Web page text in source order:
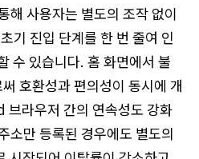
해 사용자는 별도의 조작 없이
기 진입 단계를 한 번 줄여 인
수 있습니다. 홈 화면에서 불
호환성과 편의성이 동시에 개
라우저 간의 연속성도 강화
소만 등록된 경우에도 별도의